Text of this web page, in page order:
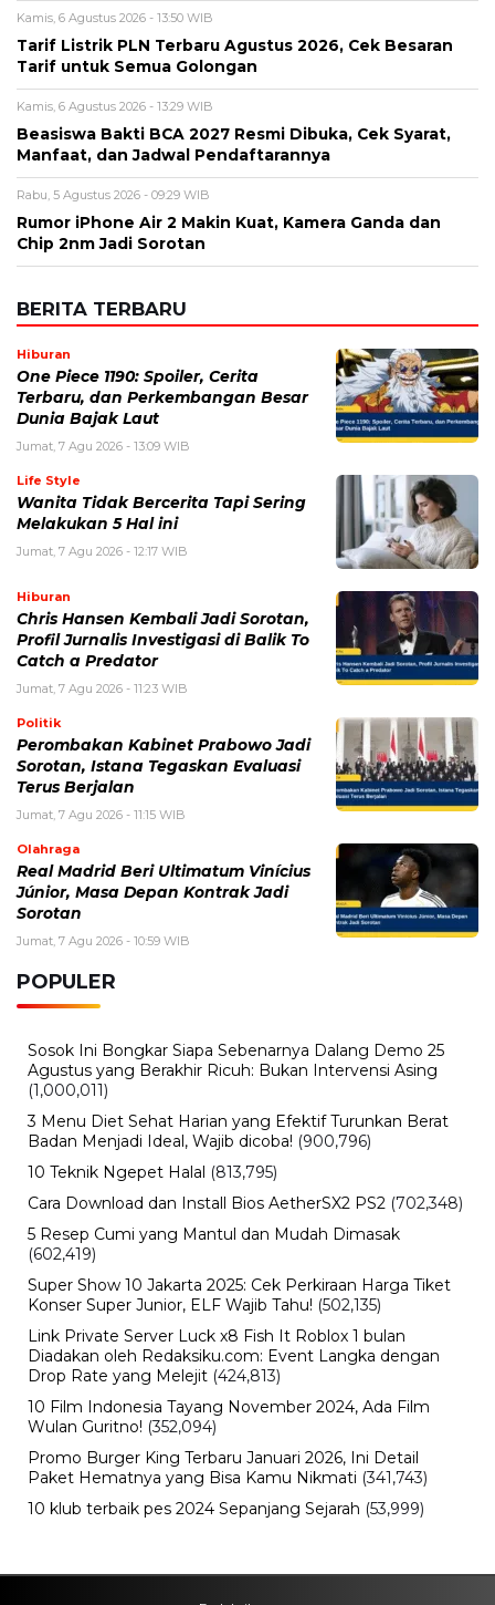
Kamis, 6 Agustus 2026 - 13:50 WIB
Tarif Listrik PLN Terbaru Agustus 2026, Cek Besaran
Tarif untuk Semua Golongan
Kamis, 6 Agustus 2026 - 13:29 WIB
Beasiswa Bakti BCA 2027 Resmi Dibuka, Cek Syarat,
Manfaat, dan Jadwal Pendaftarannya
Rabu, 5 Agustus 2026 - 09:29 WIB
Rumor iPhone Air 2 Makin Kuat, Kamera Ganda dan
Chip 2nm Jadi Sorotan
BERITA TERBARU
Hiburan
One Piece 1190: Spoiler, Cerita
Terbaru, dan Perkembangan Besar
Dunia Bajak Laut
Jumat, 7 Agu 2026 - 13:09 WIB
Life Style
Wanita Tidak Bercerita Tapi Sering
Melakukan 5 Hal ini
Jumat, 7 Agu 2026 - 12:17 WIB
Hiburan
Chris Hansen Kembali Jadi Sorotan,
Profil Jurnalis Investigasi di Balik To
Catch a Predator
Jumat, 7 Agu 2026 - 11:23 WIB
Politik
Perombakan Kabinet Prabowo Jadi
Sorotan, Istana Tegaskan Evaluasi
Terus Berjalan
Jumat, 7 Agu 2026 - 11:15 WIB
Olahraga
Real Madrid Beri Ultimatum Vinícius
Júnior, Masa Depan Kontrak Jadi
Sorotan
Jumat, 7 Agu 2026 - 10:59 WIB
POPULER
Sosok Ini Bongkar Siapa Sebenarnya Dalang Demo 25
Agustus yang Berakhir Ricuh: Bukan Intervensi Asing
(1,000,011)
3 Menu Diet Sehat Harian yang Efektif Turunkan Berat
Badan Menjadi Ideal, Wajib dicoba! (900,796)
10 Teknik Ngepet Halal (813,795)
Cara Download dan Install Bios AetherSX2 PS2 (702,348)
5 Resep Cumi yang Mantul dan Mudah Dimasak
(602,419)
Super Show 10 Jakarta 2025: Cek Perkiraan Harga Tiket
Konser Super Junior, ELF Wajib Tahu! (502,135)
Link Private Server Luck x8 Fish It Roblox 1 bulan
Diadakan oleh Redaksiku.com: Event Langka dengan
Drop Rate yang Melejit (424,813)
10 Film Indonesia Tayang November 2024, Ada Film
Wulan Guritno! (352,094)
Promo Burger King Terbaru Januari 2026, Ini Detail
Paket Hematnya yang Bisa Kamu Nikmati (341,743)
10 klub terbaik pes 2024 Sepanjang Sejarah (53,999)